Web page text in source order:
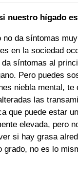
nuestro hígado
da síntomas
en la sociedad
síntomas al
Pero puedes
niebla mental,
las
que puede estar
elevada, pero
si hay grasa
no es lo